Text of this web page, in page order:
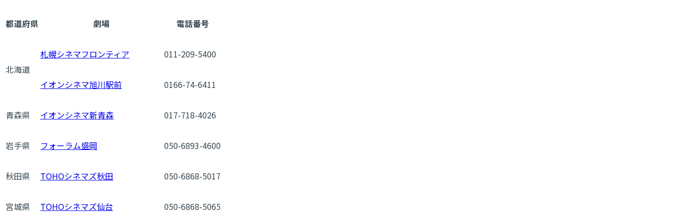
都道府県 劇場 電話番号
北海道
札幌シネマフロンティア 011-209-5400
イオンシネマ旭川駅前 0166-74-6411
青森県 イオンシネマ新青森 017-718-4026
岩手県 フォーラム盛岡 050-6893-4600
秋田県 TOHOシネマズ秋田 050-6868-5017
宮城県 TOHOシネマズ仙台 050-6868-5065